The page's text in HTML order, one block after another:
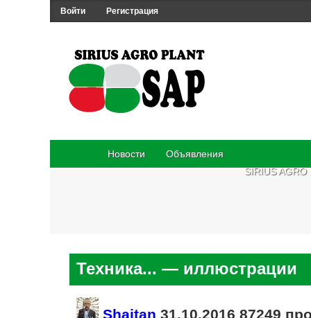
Войти Регистрация
Новости
Объявления
SIRIUS AGRO
Техника... — иллюстрации
Shaitan 31.10.2016 87249